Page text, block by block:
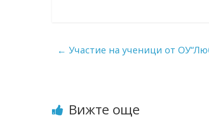
← Участие на ученици от
Вижте още